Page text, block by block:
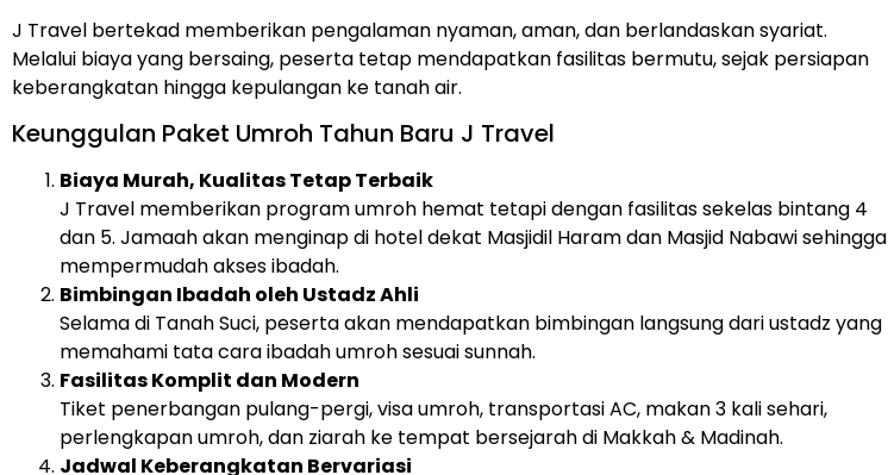
J Travel bertekad memberikan pengalaman nyaman, aman, dan berlandaskan syariat.
Melalui biaya yang bersaing, peserta tetap mendapatkan fasilitas bermutu, sejak persiapan
keberangkatan hingga kepulangan ke tanah air.
Keunggulan Paket Umroh Tahun Baru J Travel
Biaya Murah, Kualitas Tetap Terbaik
J Travel memberikan program umroh hemat tetapi dengan fasilitas sekelas bintang 4
dan 5. Jamaah akan menginap di hotel dekat Masjidil Haram dan Masjid Nabawi sehingga
mempermudah akses ibadah.
Bimbingan Ibadah oleh Ustadz Ahli
Selama di Tanah Suci, peserta akan mendapatkan bimbingan langsung dari ustadz yang
memahami tata cara ibadah umroh sesuai sunnah.
Fasilitas Komplit dan Modern
Tiket penerbangan pulang-pergi, visa umroh, transportasi AC, makan 3 kali sehari,
perlengkapan umroh, dan ziarah ke tempat bersejarah di Makkah & Madinah.
Jadwal Keberangkatan Bervariasi